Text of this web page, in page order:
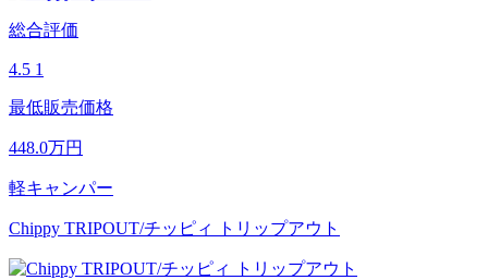
総合評価
4.5 1
最低販売価格
448.0万円
軽キャンパー
Chippy TRIPOUT/チッピィ トリップアウト